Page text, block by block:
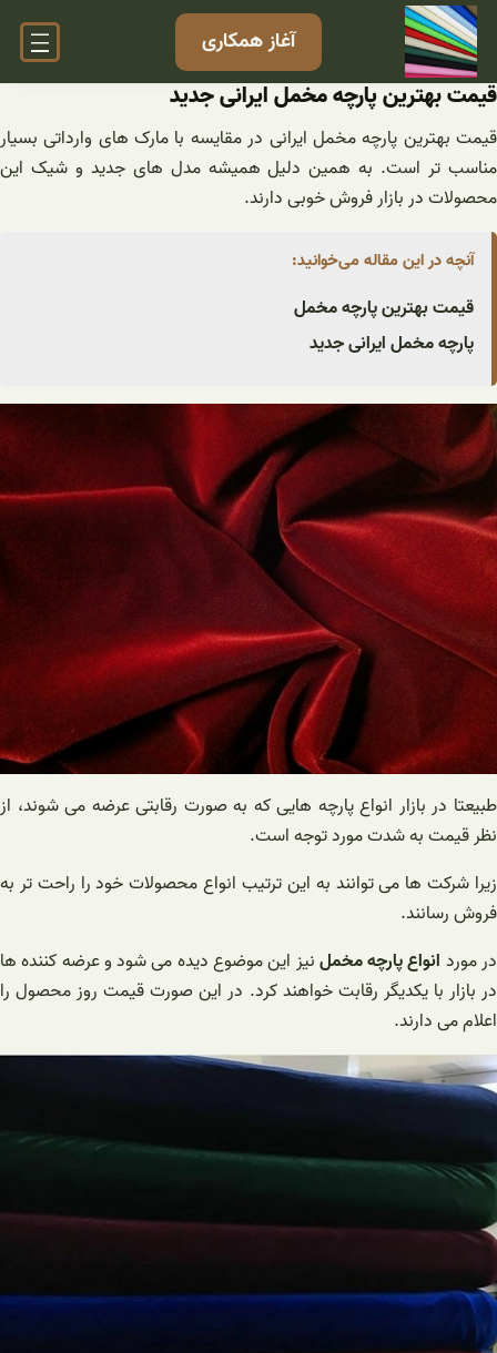
رفتن
محتوا
آغاز همکاری
قیمت بهترین پارچه مخمل ایرانی جدید
قیمت بهترین پارچه مخمل ایرانی در مقایسه با مارک های وارداتی بسیار
مناسب تر است. به همین دلیل همیشه مدل های جدید و شیک این
محصولات در بازار فروش خوبی دارند.
آنچه در این مقاله می‌خوانید:
قیمت بهترین پارچه مخمل
پارچه مخمل ایرانی جدید
طبیعتا در بازار انواع پارچه هایی که به صورت رقابتی عرضه می شوند، از
نظر قیمت به شدت مورد توجه است.
زیرا شرکت ها می توانند به این ترتیب انواع محصولات خود را راحت تر به
فروش رسانند.
در مورد انواع پارچه مخملنیز این موضوع دیده می شود و عرضه کننده ها
در بازار با یکدیگر رقابت خواهند کرد. در این صورت قیمت روز محصول را
اعلام می دارند.